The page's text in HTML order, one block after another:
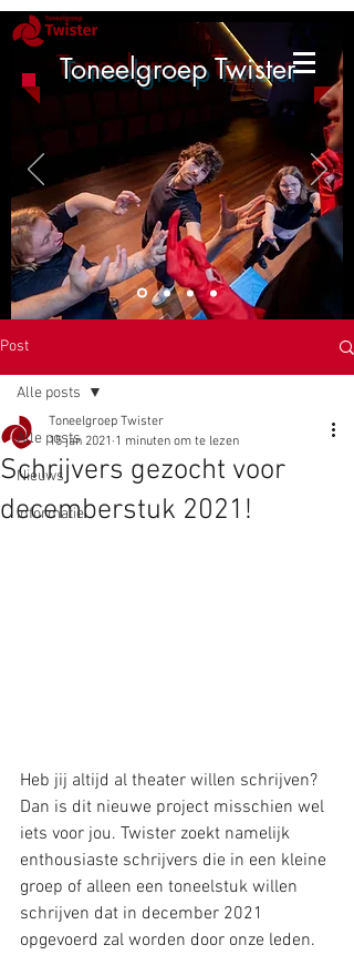
Toneelgroep Twister
Post
Alle posts
Nieuws
Informatie
Alle posts
Schrijvers gezocht voor
decemberstuk 2021!
Toneelgroep Twister
15 jan 2021 1 minuten om te lezen
Heb jij altijd al theater willen schrijven?
Dan is dit nieuwe project misschien wel
iets voor jou. Twister zoekt namelijk
enthousiaste schrijvers die in een kleine
groep of alleen een toneelstuk willen
schrijven dat in december 2021
opgevoerd zal worden door onze leden.